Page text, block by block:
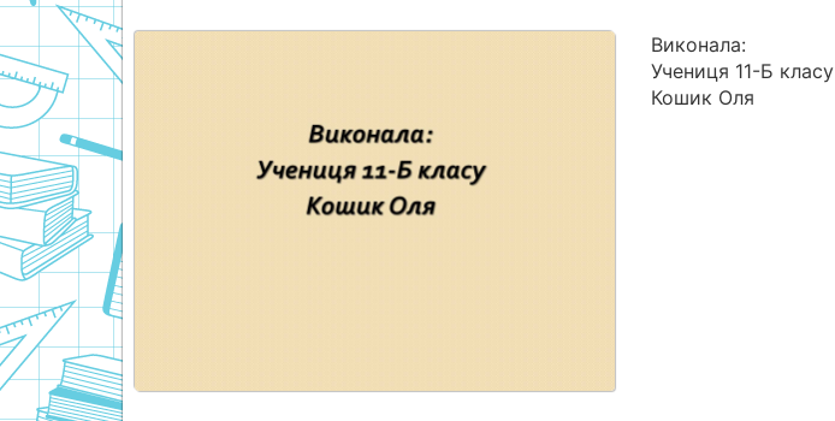
Виконала:
Учениця 11-Б класу
Кошик Оля